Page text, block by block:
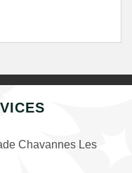
Chavannes Les